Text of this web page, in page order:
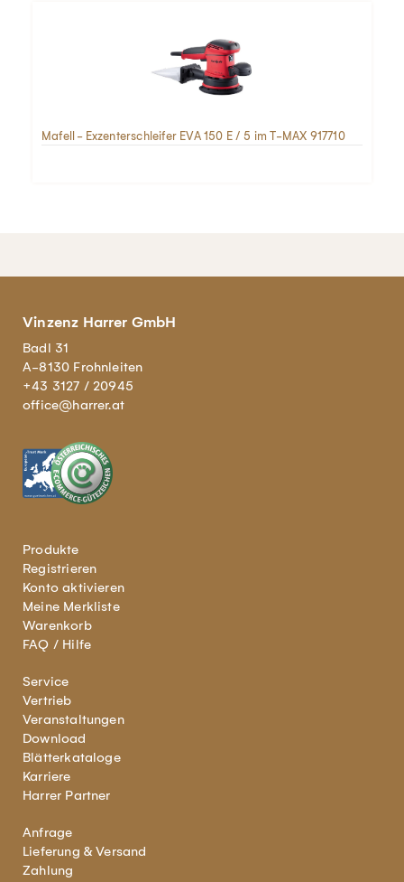
Mafell - Exzenterschleifer EVA 150 E / 5 im T-MAX 917710
Vinzenz Harrer GmbH
Badl 31
A-8130 Frohnleiten
+43 3127 / 20945
office@harrer.at
Produkte
Registrieren
Konto aktivieren
Meine Merkliste
Warenkorb
FAQ / Hilfe
Service
Vertrieb
Veranstaltungen
Download
Blätterkataloge
Karriere
Harrer Partner
Anfrage
Lieferung & Versand
Zahlung